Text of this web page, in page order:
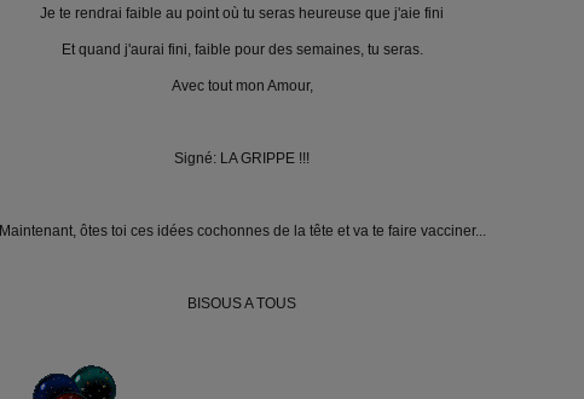
Je te rendrai faible au point où tu seras heureuse que j'aie fini
Et quand j'aurai fini, faible pour des semaines, tu seras.
Avec tout mon Amour,
Signé: LA GRIPPE !!!
Maintenant, ôtes toi ces idées cochonnes de la tête et va te faire vacciner...
BISOUS A TOUS